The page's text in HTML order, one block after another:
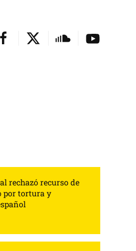
rechazó recurso de
por tortura y